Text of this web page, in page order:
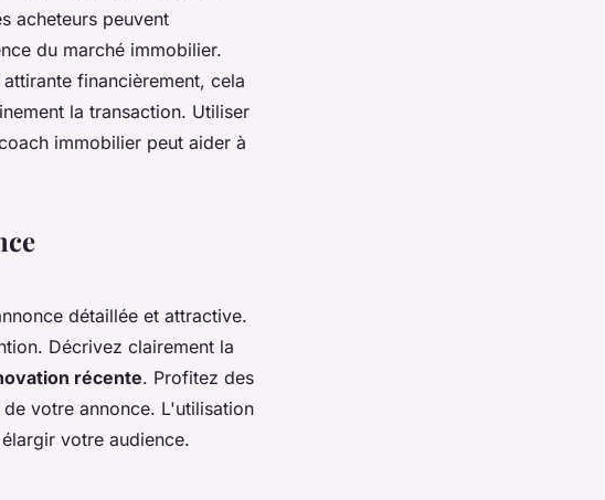
acheteurs peuvent
du marché immobilier.
financièrement, cela
la transaction. Utiliser
immobilier peut aider à
détaillée et attractive.
Décrivez clairement la
récente. Profitez des
votre annonce. L'utilisation
votre audience.